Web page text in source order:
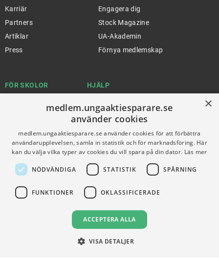
Karriär
Partners
Artiklar
Press
Engagera dig
Stock Magazine
UA-Akademin
Förnya medlemskap
FÖR SKOLOR HJÄLP
Support
VILLKOR
Användningsvillkor
Integritetspolicy
×
medlem.ungaaktiesparare.se
använder cookies
medlem.ungaaktiesparare.se använder cookies för att förbättra
användarupplevelsen, samla in statistik och för marknadsföring. Här
kan du välja vilka typer av cookies du vill spara på din dator. Läs mer
NÖDVÄNDIGA STATISTIK SPÅRNING
FUNKTIONER OKLASSIFICERADE
ACCEPTERA ALLA
VISA DETALJER